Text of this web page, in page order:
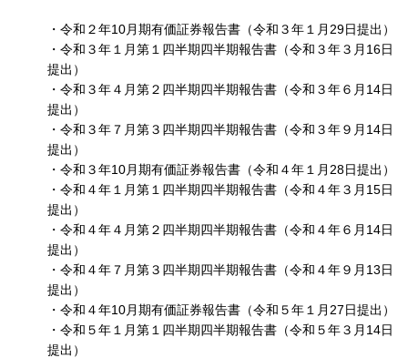
・令和２年10月期有価証券報告書（令和３年１月29日提出）
・令和３年１月第１四半期四半期報告書（令和３年３月16日
提出）
・令和３年４月第２四半期四半期報告書（令和３年６月14日
提出）
・令和３年７月第３四半期四半期報告書（令和３年９月14日
提出）
・令和３年10月期有価証券報告書（令和４年１月28日提出）
・令和４年１月第１四半期四半期報告書（令和４年３月15日
提出）
・令和４年４月第２四半期四半期報告書（令和４年６月14日
提出）
・令和４年７月第３四半期四半期報告書（令和４年９月13日
提出）
・令和４年10月期有価証券報告書（令和５年１月27日提出）
・令和５年１月第１四半期四半期報告書（令和５年３月14日
提出）